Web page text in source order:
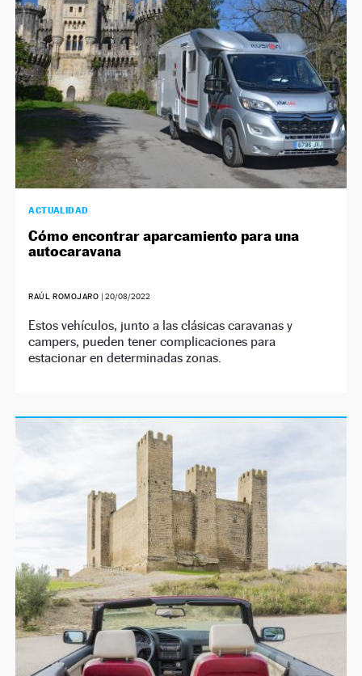
ACTUALIDAD
Cómo encontrar aparcamiento para una
autocaravana
RAÚL ROMOJARO 20/08/2022
Estos vehículos, junto a las clásicas caravanas y
campers, pueden tener complicaciones para
estacionar en determinadas zonas.